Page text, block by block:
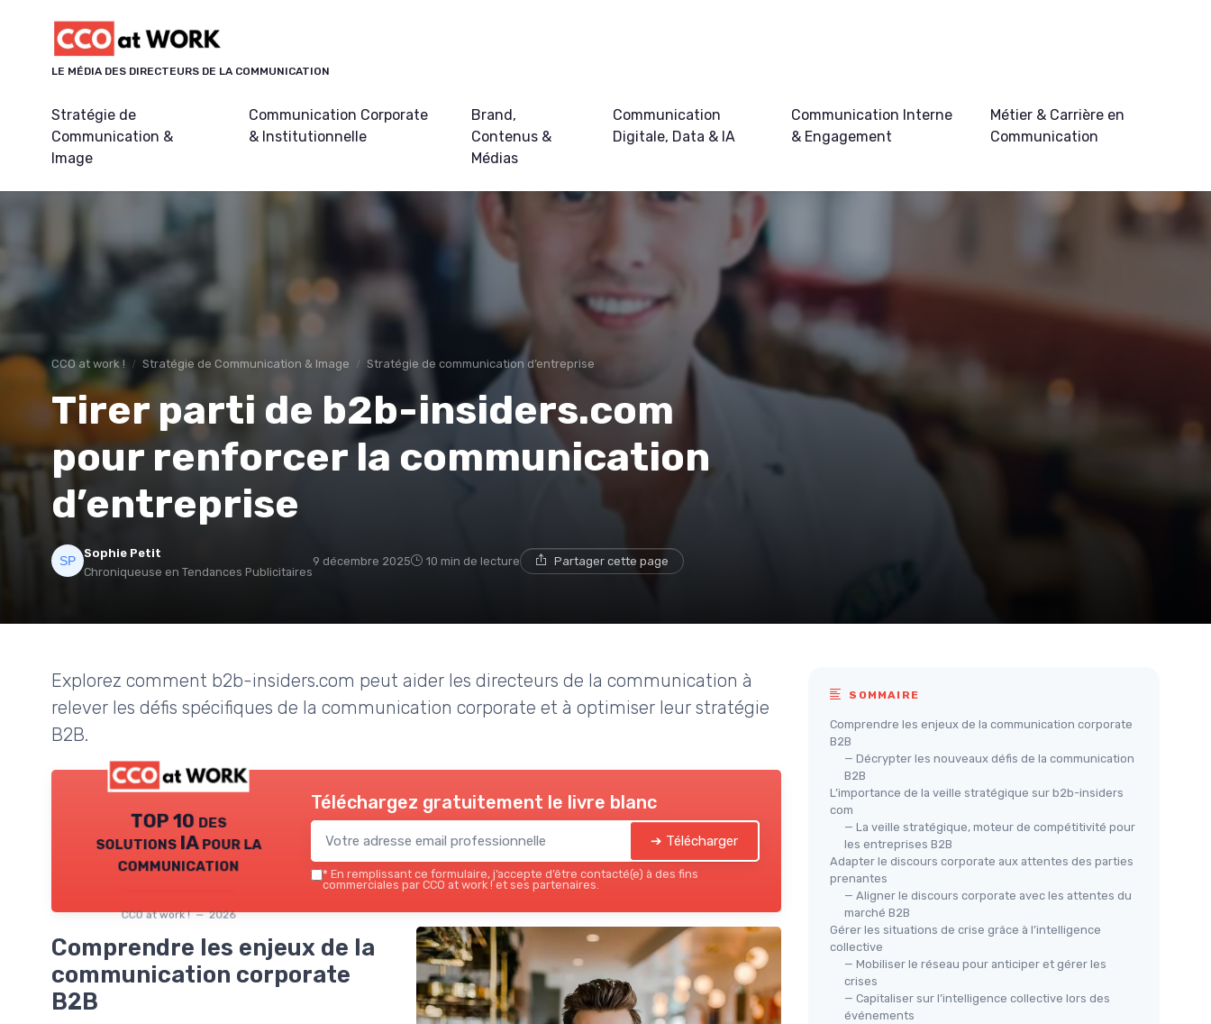
LE MÉDIA DES DIRECTEURS DE LA COMMUNICATION
Stratégie de
Communication &
Image
Communication Corporate
& Institutionnelle
Brand,
Contenus &
Médias
Communication
Digitale, Data & IA
Communication Interne
& Engagement
Métier & Carrière en
Communication
CCO at work ! Stratégie de Communication & Image Stratégie de communication d’entreprise
Tirer parti de b2b-insiders.com
pour renforcer la communication
d’entreprise
Sophie Petit
Chroniqueuse en Tendances Publicitaires
9 décembre 2025 10 min de lecture Partager cette page
Explorez comment b2b-insiders.com peut aider les directeurs de la communication à
relever les défis spécifiques de la communication corporate et à optimiser leur stratégie
B2B.
TOP 10 des
solutions IA pour la
communication
CCO at work ! — 2026
Téléchargez gratuitement le livre blanc
➔ Télécharger
* En remplissant ce formulaire, j’accepte d’être contacté(e) à des fins
commerciales par CCO at work ! et ses partenaires.
Comprendre les enjeux de la
communication corporate
B2B
SOMMAIRE
Comprendre les enjeux de la communication corporate
B2B
— Décrypter les nouveaux défis de la communication
B2B
L’importance de la veille stratégique sur b2b-insiders
com
— La veille stratégique, moteur de compétitivité pour
les entreprises B2B
Adapter le discours corporate aux attentes des parties
prenantes
— Aligner le discours corporate avec les attentes du
marché B2B
Gérer les situations de crise grâce à l’intelligence
collective
— Mobiliser le réseau pour anticiper et gérer les
crises
— Capitaliser sur l’intelligence collective lors des
événements